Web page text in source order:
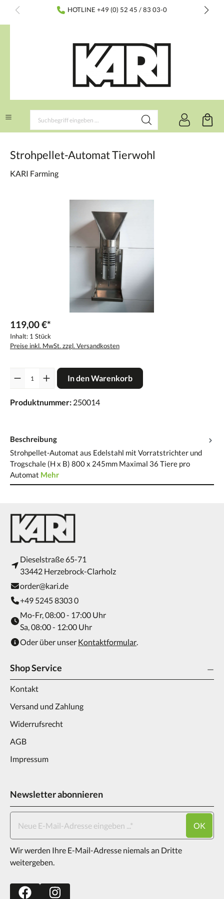
springen HOTLINE +49 (0) 52 45 / 83 03-0
Strohpellet-Automat Tierwohl
KARI Farming
119,00 €*
Inhalt: 1 Stück
Preise inkl. MwSt. zzgl. Versandkosten
In den Warenkorb
Produktnummer: 250014
Beschreibung
Strohpellet-Automat aus Edelstahl mit Vorratstrichter und
Trogschale (H x B) 800 x 245mm Maximal 36 Tiere pro
Automat Mehr
Dieselstraße 65-71
33442 Herzebrock-Clarholz
order@kari.de
+49 5245 8303 0
Mo-Fr, 08:00 - 17:00 Uhr
Sa, 08:00 - 12:00 Uhr
Oder über unser Kontaktformular.
Shop Service
Kontakt
Versand und Zahlung
Widerrufsrecht
AGB
Impressum
Newsletter abonnieren
OK
Wir werden Ihre E-Mail-Adresse niemals an Dritte
weitergeben.